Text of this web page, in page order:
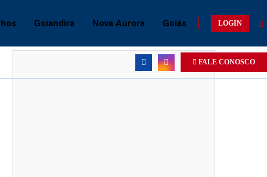
Goiandira Nova Aurora Goiás LOGIN
FALE CONOSCO